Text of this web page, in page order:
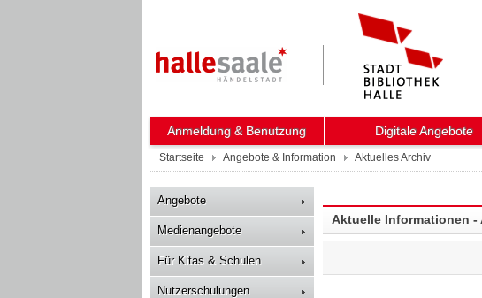
Anmeldung & Benutzung Digitale Angebote
Startseite Angebote & Information Aktuelles Archiv
Angebote
Medienangebote
Für Kitas & Schulen
Nutzerschulungen
Aktuelle Informationen -